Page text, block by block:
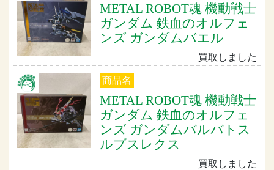
METAL ROBOT魂 機動戦士
ガンダム 鉄血のオルフェ
ンズ ガンダムバエル
買取しました
商品名
METAL ROBOT魂 機動戦士
ガンダム 鉄血のオルフェ
ンズ ガンダムバルバトス
ルプスレクス
買取しました